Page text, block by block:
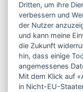
Industriestraße 1
33790 Halle /
0177 / 46 99 995
Kontaktformular
Dritten, um ihre
verbessern und
der Nutzer
und kann meine
die Zukunft
hin, dass einige
angemessenes
Mit dem Klick auf
in Nicht-EU-